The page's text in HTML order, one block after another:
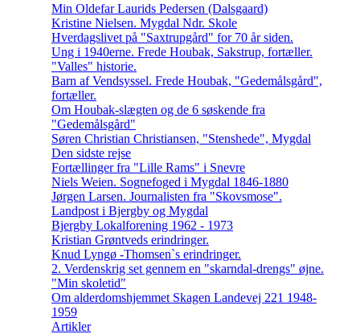
Min Oldefar Laurids Pedersen (Dalsgaard)
Kristine Nielsen. Mygdal Ndr. Skole
Hverdagslivet på "Saxtrupgård" for 70 år siden.
Ung i 1940erne. Frede Houbak, Sakstrup, fortæller.
"Valles" historie.
Barn af Vendsyssel. Frede Houbak, "Gedemålsgård",
fortæller.
Om Houbak-slægten og de 6 søskende fra
"Gedemålsgård"
Søren Christian Christiansen, "Stenshede", Mygdal
Den sidste rejse
Fortællinger fra "Lille Rams" i Snevre
Niels Weien. Sognefoged i Mygdal 1846-1880
Jørgen Larsen. Journalisten fra "Skovsmose".
Landpost i Bjergby og Mygdal
Bjergby Lokalforening 1962 - 1973
Kristian Grøntveds erindringer.
Knud Lyngø -Thomsen`s erindringer.
2. Verdenskrig set gennem en "skarndal-drengs" øjne.
"Min skoletid"
Om alderdomshjemmet Skagen Landevej 221 1948-
1959
Artikler